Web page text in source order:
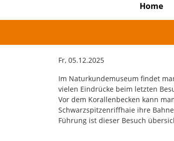
Home
Fr, 05.12.2025
Im Naturkundemuseum findet
vielen Eindrücke beim letzten
Vor dem Korallenbecken kann
Schwarzspitzenriffhaie ihre
Führung ist dieser Besuch